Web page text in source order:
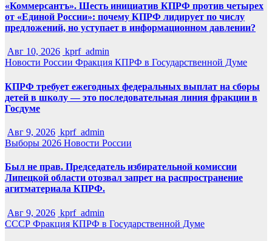
«Коммерсантъ». Шесть инициатив КПРФ против четырех
от «Единой России»: почему КПРФ лидирует по числу
предложений, но уступает в информационном давлении?
Авг 10, 2026 kprf_admin
Новости России Фракция КПРФ в Государственной Думе
КПРФ требует ежегодных федеральных выплат на сборы
детей в школу — это последовательная линия фракции в
Госдуме
Авг 9, 2026 kprf_admin
Выборы 2026 Новости России
Был не прав. Председатель избирательной комиссии
Липецкой области отозвал запрет на распространение
агитматериала КПРФ.
Авг 9, 2026 kprf_admin
СССР Фракция КПРФ в Государственной Думе